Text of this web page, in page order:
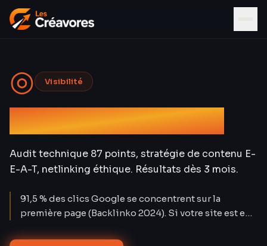
◎ Visibilité
Référencement SEO
Audit technique 87 points, stratégie de contenu E-
E-A-T, netlinking éthique. Résultats dès 3 mois.
91,5 % des clics Google se concentrent sur la
première page (Backlinko 2024). Si votre site est en
% des mots-clés ciblés en top 10 à 12 mois sur 30